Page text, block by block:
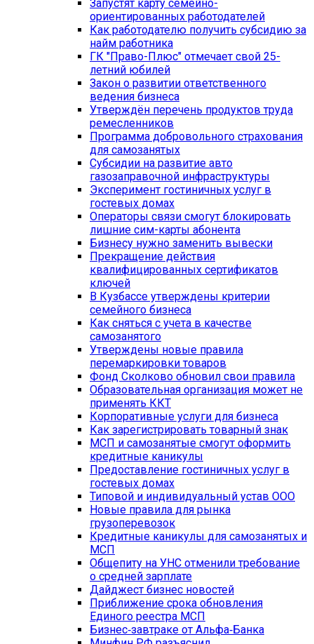
Запустят карту семейно-
ориентированных работодателей
Как работодателю получить субсидию за
найм работника
ГК "Право-Плюс" отмечает свой 25-
летний юбилей
Закон о развитии ответственного
ведения бизнеса
Утверждён перечень продуктов труда
ремесленников
Программа добровольного страхования
для самозанятых
Субсидии на развитие авто
газозаправочной инфраструктуры
Эксперимент гостиничных услуг в
гостевых домах
Операторы связи смогут блокировать
лишние сим-карты абонента
Бизнесу нужно заменить вывески
Прекращение действия
квалифицированных сертификатов
ключей
В Кузбассе утверждены критерии
семейного бизнеса
Как сняться с учета в качестве
самозанятого
Утверждены новые правила
перемаркировки товаров
Фонд Сколково обновил свои правила
Образовательная организация может не
применять ККТ
Корпоративные услуги для бизнеса
Как зарегистрировать товарный знак
МСП и самозанятые смогут оформить
кредитные каникулы
Предоставление гостиничных услуг в
гостевых домах
Типовой и индивидуальный устав OOO
Новые правила для рынка
грузоперевозок
Кредитные каникулы для самозанятых и
МСП
Общепиту на УНС отменили требование
о средней зарплате
Дайджест бизнес новостей
Приближение срока обновления
Единого реестра МСП
Бизнес‑завтраке от Альфа‑Банка